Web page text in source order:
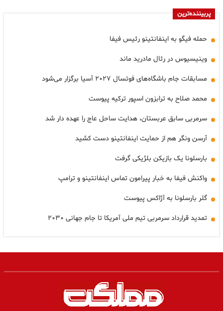
پربیننده‌ترین
حمله فیگو به اینفانتینو رئیس فیفا
وینیسیوس در رئال مادرید ماند
مسابقات جام باشگاه‌های فوتسال ۲۰۲۷ آسیا برگزار می‌شود
محمد صلاح به ترابزون اسپور ترکیه پیوست
سرمربی سابق عربستان، هدایت ساحل عاج را عهده دار شد
آرسن ونگر هم از حمایت اینفانتینو دست کشید
بارسلونا یک بازیکن بلژیکی گرفت
واکنش فیفا به خبار پیرامون تماس اینفانتینو و ترامپ
گلر بارسلونا به آژاکس پیوست
تمدید قرارداد سرمربی تیم ملی آمریکا تا جام جهانی ۲۰۳۰